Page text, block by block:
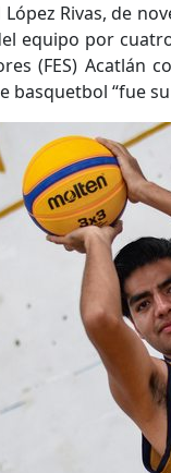
Rivas, de
equipo por
(FES) Acatlán
basquetbol “fue